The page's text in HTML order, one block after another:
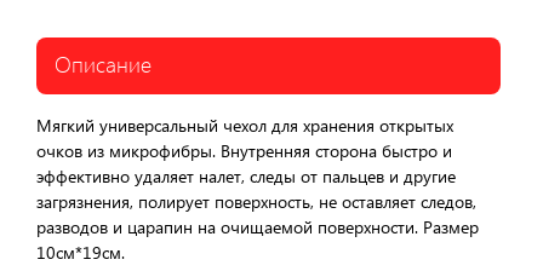
Описание
Мягкий универсальный чехол для хранения открытых
очков из микрофибры. Внутренняя сторона быстро и
эффективно удаляет налет, следы от пальцев и другие
загрязнения, полирует поверхность, не оставляет следов,
разводов и царапин на очищаемой поверхности. Размер
10см*19см.